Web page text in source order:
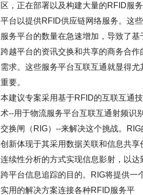
区，正在部署以及构建大量的RFID服务
平台以提供RFID供应链网络服务。这些
服务平台的数量在急速增加，导致了基
跨越平台的资讯交换和共享的商务合作
需求。这些服务平台互联互通就显得尤
重要。
本建议专案采用基于RFID的互联互通技
术--用于物流服务平台互联互通射频识
交换闸（RIG）--来解决这个挑战。RIG
创新体现于其采用数据关联和信息共享
连续性分析的方式实现信息影射，以达
跨平台信息追踪的目的。RIG将提供一
实用的解决方案连接各种RFID服务平